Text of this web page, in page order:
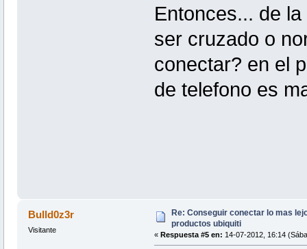
Entonces... de
ser cruzado o
conectar? en el
de telefono es
Bulld0z3r
Visitante
Re: Conseguir conectar lo mas
productos ubiquiti
« Respuesta #5 en: 14-07-2012, 16:14